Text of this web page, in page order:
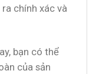
chính xác và
bạn có thể
của sản